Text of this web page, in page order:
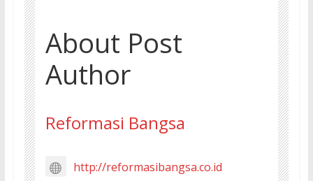
About Post
Author
Reformasi Bangsa
http://reformasibangsa.co.id